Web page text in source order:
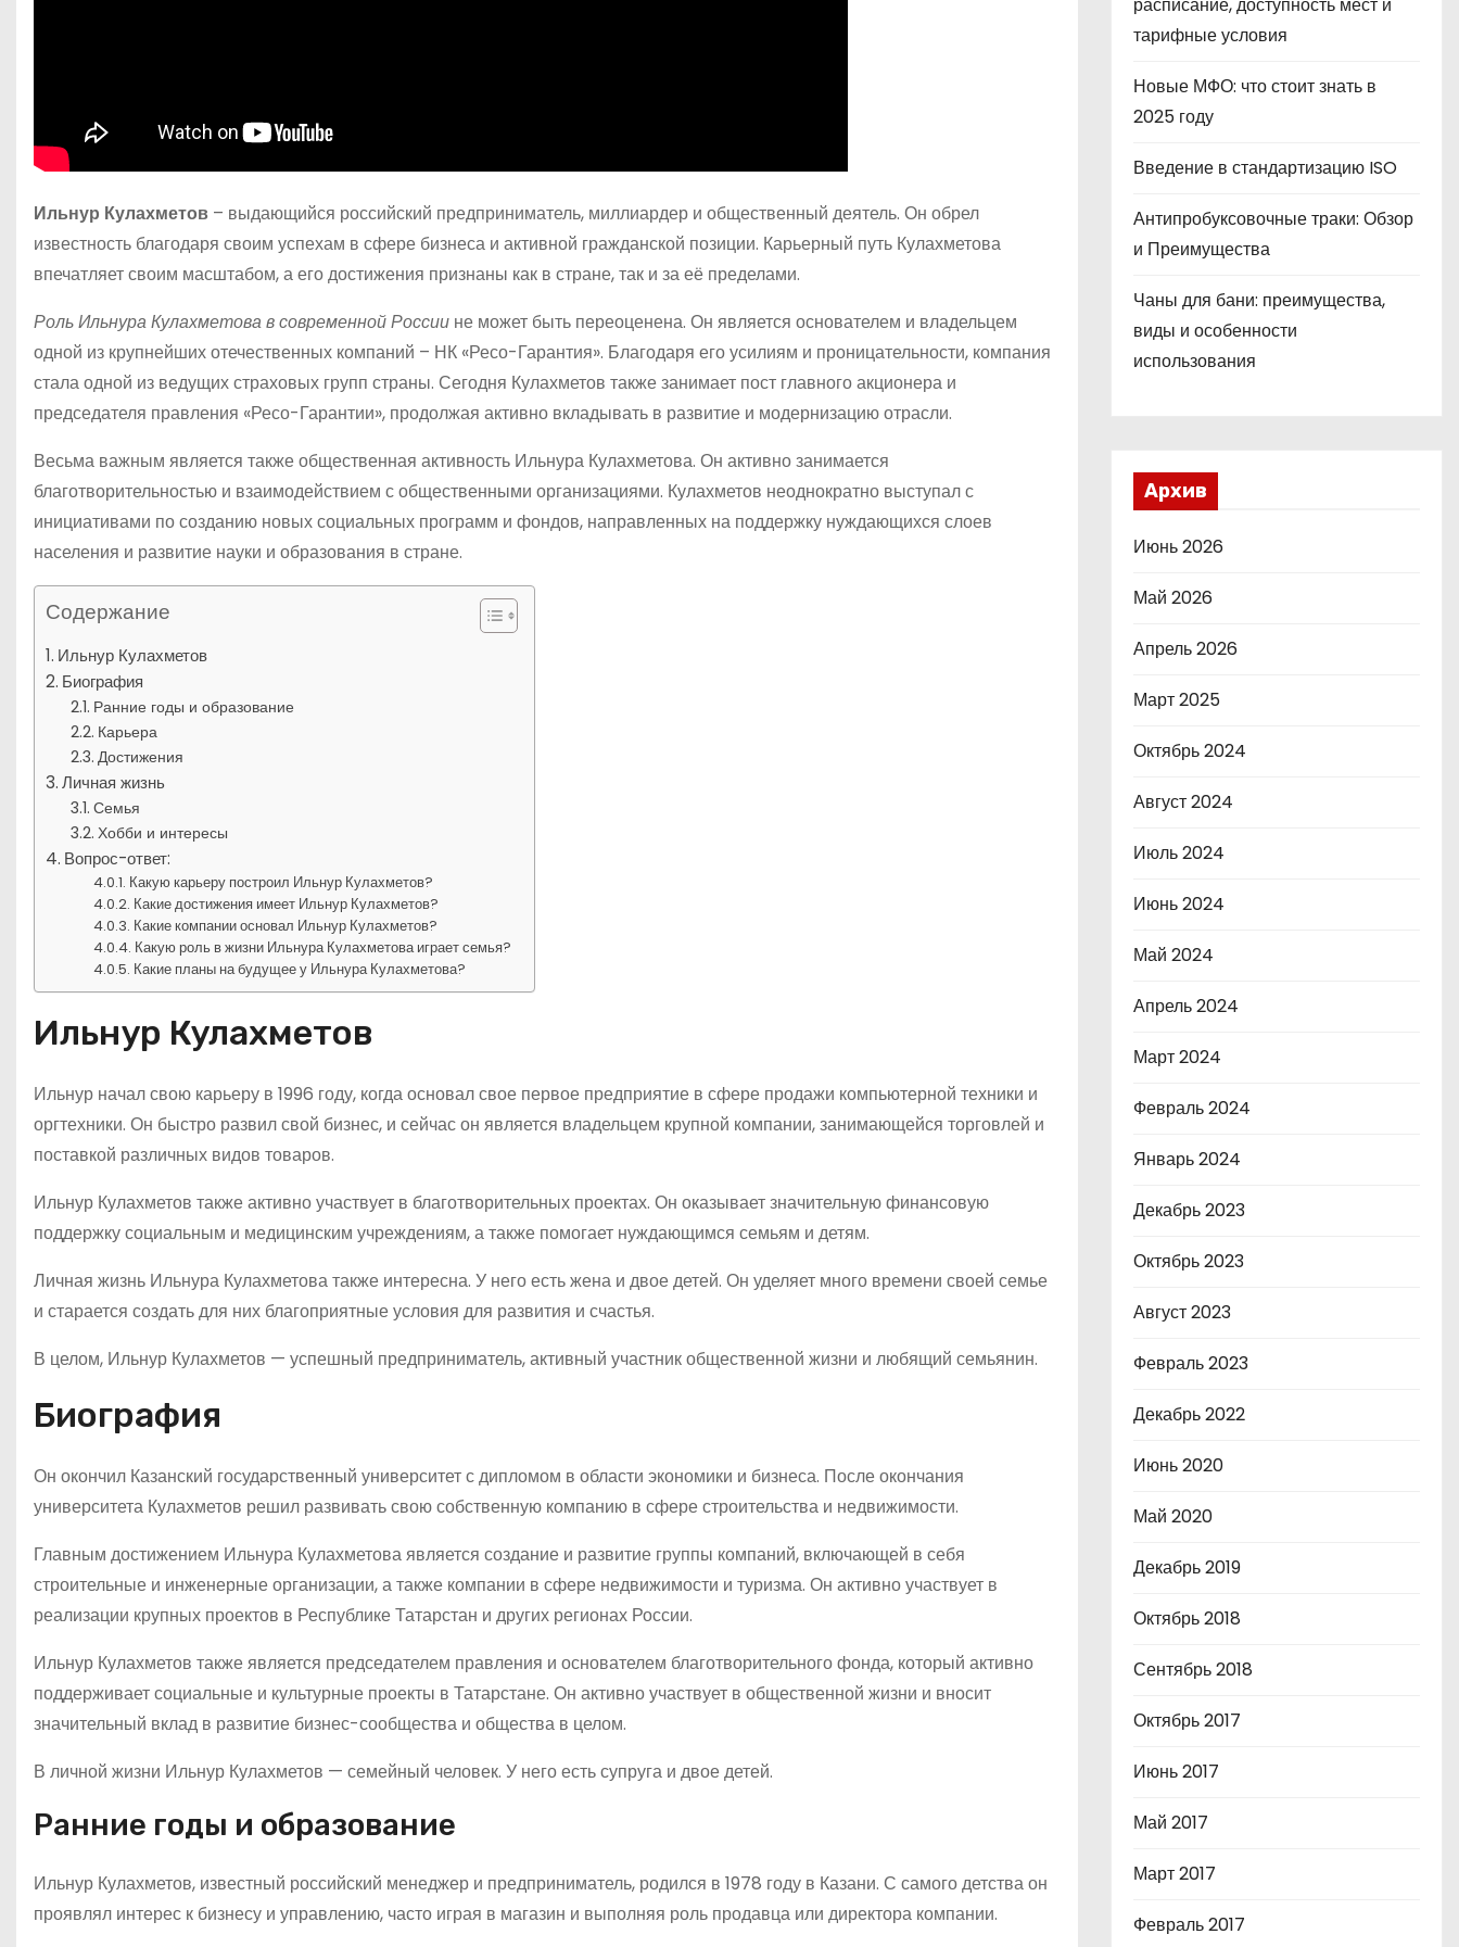
Ильнур Кулахметов – выдающийся российский предприниматель, миллиардер и общественный деятель. Он обрел
известность благодаря своим успехам в сфере бизнеса и активной гражданской позиции. Карьерный путь Кулахметова
впечатляет своим масштабом, а его достижения признаны как в стране, так и за её пределами.
Роль Ильнура Кулахметова в современной России не может быть переоценена. Он является основателем и владельцем
одной из крупнейших отечественных компаний – НК «Ресо-Гарантия». Благодаря его усилиям и проницательности, компания
стала одной из ведущих страховых групп страны. Сегодня Кулахметов также занимает пост главного акционера и
председателя правления «Ресо-Гарантии», продолжая активно вкладывать в развитие и модернизацию отрасли.
Весьма важным является также общественная активность Ильнура Кулахметова. Он активно занимается
благотворительностью и взаимодействием с общественными организациями. Кулахметов неоднократно выступал с
инициативами по созданию новых социальных программ и фондов, направленных на поддержку нуждающихся слоев
населения и развитие науки и образования в стране.
Содержание
Ильнур Кулахметов
Биография
Ранние годы и образование
Карьера
Достижения
Личная жизнь
Семья
Хобби и интересы
Вопрос-ответ:
Какую карьеру построил Ильнур Кулахметов?
Какие достижения имеет Ильнур Кулахметов?
Какие компании основал Ильнур Кулахметов?
Какую роль в жизни Ильнура Кулахметова играет семья?
Какие планы на будущее у Ильнура Кулахметова?
Ильнур Кулахметов
Ильнур начал свою карьеру в 1996 году, когда основал свое первое предприятие в сфере продажи компьютерной техники и
оргтехники. Он быстро развил свой бизнес, и сейчас он является владельцем крупной компании, занимающейся торговлей и
поставкой различных видов товаров.
Ильнур Кулахметов также активно участвует в благотворительных проектах. Он оказывает значительную финансовую
поддержку социальным и медицинским учреждениям, а также помогает нуждающимся семьям и детям.
Личная жизнь Ильнура Кулахметова также интересна. У него есть жена и двое детей. Он уделяет много времени своей семье
и старается создать для них благоприятные условия для развития и счастья.
В целом, Ильнур Кулахметов — успешный предприниматель, активный участник общественной жизни и любящий семьянин.
Биография
Он окончил Казанский государственный университет с дипломом в области экономики и бизнеса. После окончания
университета Кулахметов решил развивать свою собственную компанию в сфере строительства и недвижимости.
Главным достижением Ильнура Кулахметова является создание и развитие группы компаний, включающей в себя
строительные и инженерные организации, а также компании в сфере недвижимости и туризма. Он активно участвует в
реализации крупных проектов в Республике Татарстан и других регионах России.
Ильнур Кулахметов также является председателем правления и основателем благотворительного фонда, который активно
поддерживает социальные и культурные проекты в Татарстане. Он активно участвует в общественной жизни и вносит
значительный вклад в развитие бизнес-сообщества и общества в целом.
В личной жизни Ильнур Кулахметов — семейный человек. У него есть супруга и двое детей.
Ранние годы и образование
Ильнур Кулахметов, известный российский менеджер и предприниматель, родился в 1978 году в Казани. С самого детства он
проявлял интерес к бизнесу и управлению, часто играя в магазин и выполняя роль продавца или директора компании.
тарифные условия
Новые МФО: что стоит знать в
2025 году
Введение в стандартизацию ISO
Антипробуксовочные траки: Обзор
и Преимущества
Чаны для бани: преимущества,
виды и особенности
использования
Архив
Июнь 2026
Май 2026
Апрель 2026
Март 2025
Октябрь 2024
Август 2024
Июль 2024
Июнь 2024
Май 2024
Апрель 2024
Март 2024
Февраль 2024
Январь 2024
Декабрь 2023
Октябрь 2023
Август 2023
Февраль 2023
Декабрь 2022
Июнь 2020
Май 2020
Декабрь 2019
Октябрь 2018
Сентябрь 2018
Октябрь 2017
Июнь 2017
Май 2017
Март 2017
Февраль 2017